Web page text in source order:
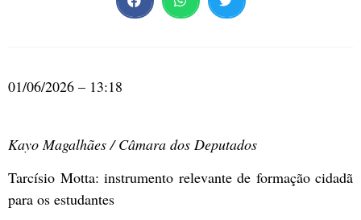
01/06/2026 – 13:18
Kayo Magalhães / Câmara dos Deputados
Tarcísio Motta: instrumento relevante de formação cidadã
para os estudantes